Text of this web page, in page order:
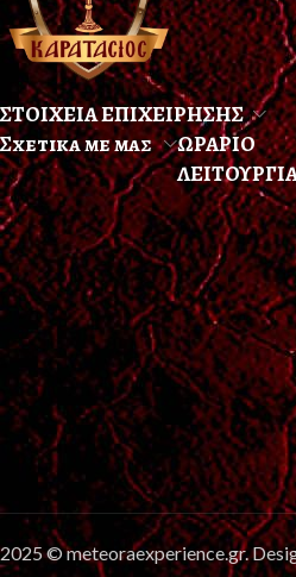
ΣΤΟΙΧΕΙΑ ΕΠΙΧΕΙΡΗΣΗΣ
Σχετικα με μας
ΩΡΑΡΙΟ
2025 © meteoraexperience.gr.